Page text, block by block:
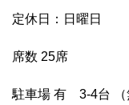
定休日：日曜日
席数 25席
駐車場 有 3-4台 （